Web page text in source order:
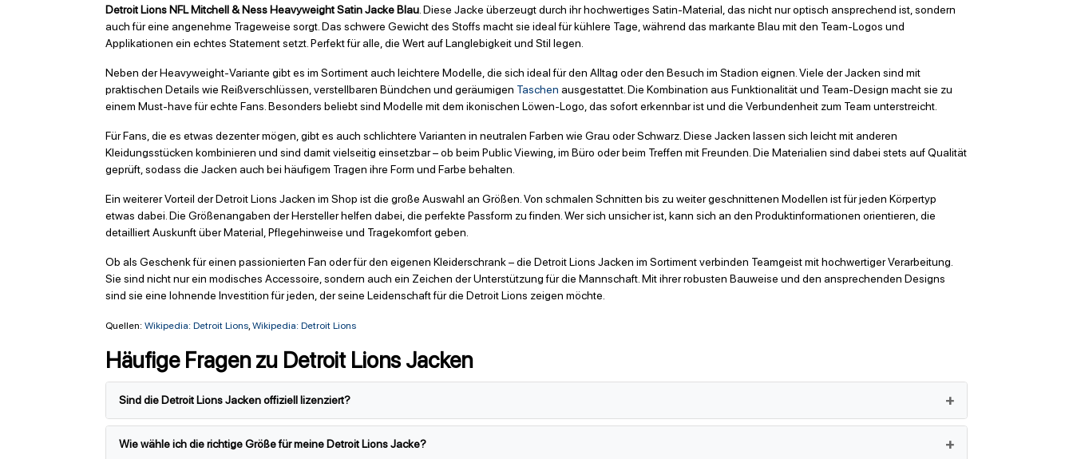
Detroit Lions NFL Mitchell & Ness Heavyweight Satin Jacke Blau . Diese Jacke überzeugt durch ihr hochwertiges Satin-Material, das nicht nur optisch ansprechend ist, sondern
auch für eine angenehme Trageweise sorgt. Das schwere Gewicht des Stoffs macht sie ideal für kühlere Tage, während das markante Blau mit den Team-Logos und
Applikationen ein echtes Statement setzt. Perfekt für alle, die Wert auf Langlebigkeit und Stil legen.
Neben der Heavyweight-Variante gibt es im Sortiment auch leichtere Modelle, die sich ideal für den Alltag oder den Besuch im Stadion eignen. Viele der Jacken sind mit
praktischen Details wie Reißverschlüssen, verstellbaren Bündchen und geräumigen Taschen ausgestattet. Die Kombination aus Funktionalität und Team-Design macht sie zu
einem Must-have für echte Fans. Besonders beliebt sind Modelle mit dem ikonischen Löwen-Logo, das sofort erkennbar ist und die Verbundenheit zum Team unterstreicht.
Für Fans, die es etwas dezenter mögen, gibt es auch schlichtere Varianten in neutralen Farben wie Grau oder Schwarz. Diese Jacken lassen sich leicht mit anderen
Kleidungsstücken kombinieren und sind damit vielseitig einsetzbar – ob beim Public Viewing, im Büro oder beim Treffen mit Freunden. Die Materialien sind dabei stets auf Qualität
geprüft, sodass die Jacken auch bei häufigem Tragen ihre Form und Farbe behalten.
Ein weiterer Vorteil der Detroit Lions Jacken im Shop ist die große Auswahl an Größen. Von schmalen Schnitten bis zu weiter geschnittenen Modellen ist für jeden Körpertyp
etwas dabei. Die Größenangaben der Hersteller helfen dabei, die perfekte Passform zu finden. Wer sich unsicher ist, kann sich an den Produktinformationen orientieren, die
detailliert Auskunft über Material, Pflegehinweise und Tragekomfort geben.
Ob als Geschenk für einen passionierten Fan oder für den eigenen Kleiderschrank – die Detroit Lions Jacken im Sortiment verbinden Teamgeist mit hochwertiger Verarbeitung.
Sie sind nicht nur ein modisches Accessoire, sondern auch ein Zeichen der Unterstützung für die Mannschaft. Mit ihrer robusten Bauweise und den ansprechenden Designs
sind sie eine lohnende Investition für jeden, der seine Leidenschaft für die Detroit Lions zeigen möchte.
Quellen: Wikipedia: Detroit Lions Wikipedia: Detroit Lions
Häufige Fragen zu Detroit Lions Jacken
Sind die Detroit Lions Jacken offiziell lizenziert?
Wie wähle ich die richtige Größe für meine Detroit Lions Jacke?